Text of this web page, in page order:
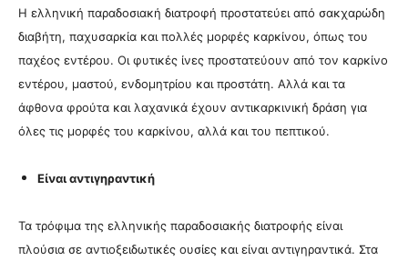
Η ελληνική παραδοσιακή διατροφή προστατεύει από σακχαρώδη
διαβήτη, παχυσαρκία και πολλές μορφές καρκίνου, όπως του
παχέος εντέρου. Οι φυτικές ίνες προστατεύουν από τον καρκίνο
εντέρου, μαστού, ενδομητρίου και προστάτη. Αλλά και τα
άφθονα φρούτα και λαχανικά έχουν αντικαρκινική δράση για
όλες τις μορφές του καρκίνου, αλλά και του πεπτικού.
Είναι αντιγηραντική
Τα τρόφιμα της ελληνικής παραδοσιακής διατροφής είναι
πλούσια σε αντιοξειδωτικές ουσίες και είναι αντιγηραντικά. Στα